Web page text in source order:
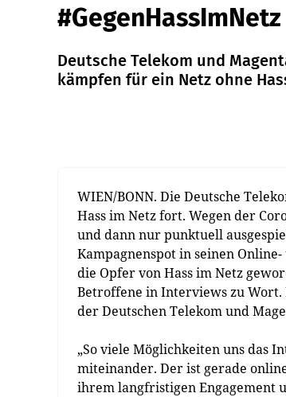
#GegenHassImNetz
Deutsche Telekom und
kämpfen für ein Netz ohne
WIEN/BONN. Die Deutsche
Hass im Netz fort. Wegen der
und dann nur punktuell
Kampagnenspot in seinen
die Opfer von Hass im Netz
Betroffene in Interviews zu Wort.
der Deutschen Telekom und
„So viele Möglichkeiten uns das
miteinander. Der ist gerade
ihrem langfristigen Engagement